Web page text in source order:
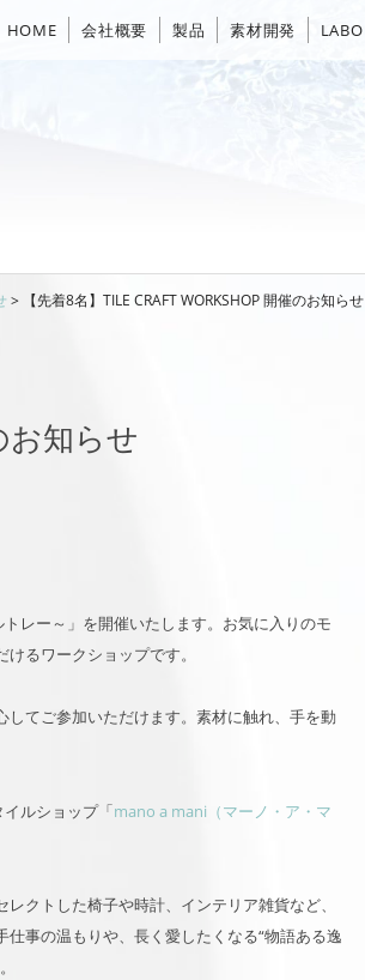
HOME 会社概要 製品 素材開発 LABO
> 【先着8名】TILE CRAFT WORKSHOP 開催のお知らせ
お知らせ
レー～」を開催いたします。お気に入りのモ
るワークショップです。
てご参加いただけます。素材に触れ、手を動
ルショップ「mano a mani（マーノ・ア・マ
クトした椅子や時計、インテリア雑貨など、
事の温もりや、長く愛したくなる“物語ある逸